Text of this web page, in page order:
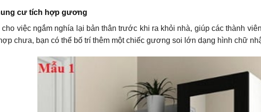
cư tích hợp gương
việc ngắm nghía lại bản thân trước khi ra khỏi nhà, giúp các thành
chưa, bạn có thể bố trí thêm một chiếc gương soi lớn dạng hình chữ